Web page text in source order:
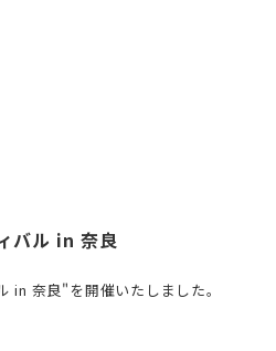
バル in 奈良
in 奈良"を開催いたしました。